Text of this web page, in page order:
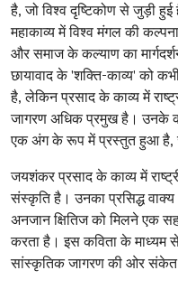
है, जो विश्व दृष्टिकोण से जुड़ी
महाकाव्य में विश्व मंगल की
और समाज के कल्याण का
छायावाद के 'शक्ति-काव्य' को
है, लेकिन प्रसाद के काव्य में
जागरण अधिक प्रमुख है। उनके
एक अंग के रूप में प्रस्तुत हुआ है,
जयशंकर प्रसाद के काव्य में
संस्कृति है। उनका प्रसिद्ध
अनजान क्षितिज को मिलने एक
करता है। इस कविता के माध्यम
सांस्कृतिक जागरण की ओर